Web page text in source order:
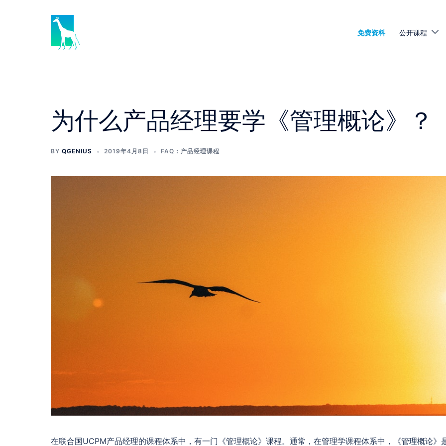
免费资料 公开课程
为什么产品经理要学《管理概论》？
BY QGENIUS 2019年4月8日 FAQ：产品经理课程
在联合国UCPM产品经理的课程体系中，有一门《管理概论》课程。通常，在管理学课程体系中，《管理概论》